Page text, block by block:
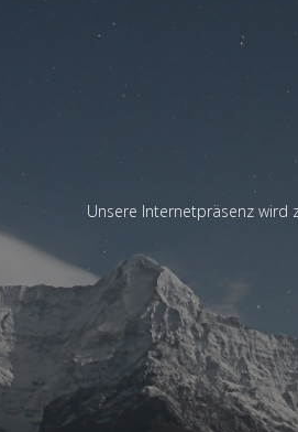
Unsere Internetpräsenz wird